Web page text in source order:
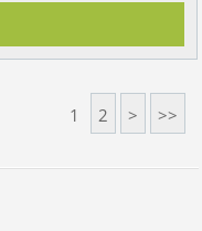
1 2 > >>